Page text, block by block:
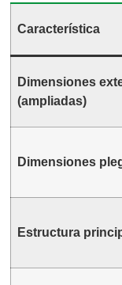
Característica
Dimensiones
(ampliadas)
Dimensiones
Estructura